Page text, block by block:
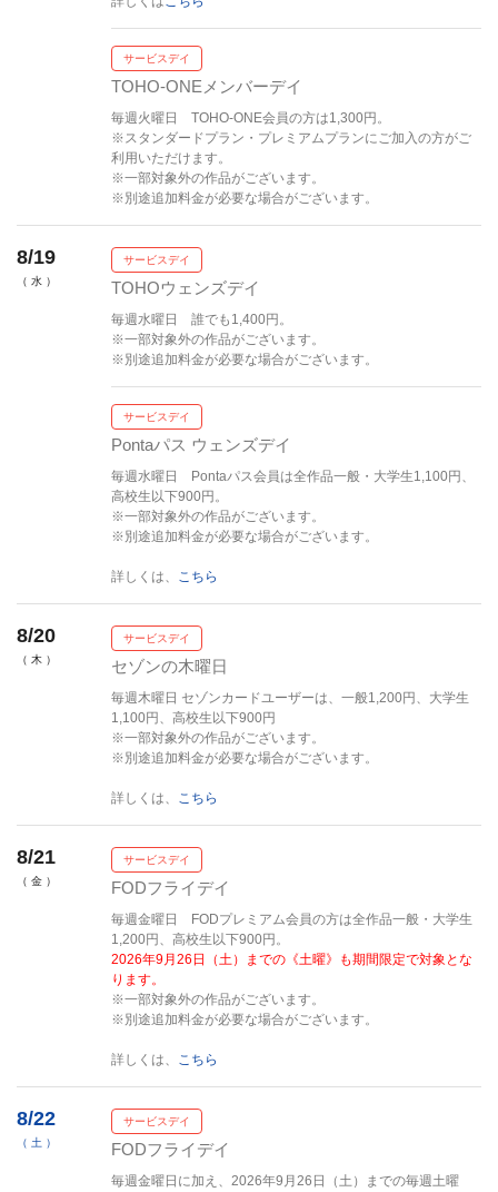
サービスデイ
TOHO-ONEメンバーデイ
毎週火曜日 TOHO-ONE会員の方は1,300円。
※スタンダードプラン・プレミアムプランにご加入の方がご
利用いただけます。
※一部対象外の作品がございます。
※別途追加料金が必要な場合がございます。
8/19
（ 水 ）
サービスデイ
TOHOウェンズデイ
毎週水曜日 誰でも1,400円。
※一部対象外の作品がございます。
※別途追加料金が必要な場合がございます。
サービスデイ
Pontaパス ウェンズデイ
毎週水曜日 Pontaパス会員は全作品一般・大学生1,100円、
高校生以下900円。
※一部対象外の作品がございます。
※別途追加料金が必要な場合がございます。
詳しくは、 こちら
8/20
（ 木 ）
サービスデイ
セゾンの木曜日
毎週木曜日 セゾンカードユーザーは、一般1,200円、大学生
1,100円、高校生以下900円
※一部対象外の作品がございます。
※別途追加料金が必要な場合がございます。
詳しくは、 こちら
8/21
（ 金 ）
サービスデイ
FODフライデイ
毎週金曜日 FODプレミアム会員の方は全作品一般・大学生
1,200円、高校生以下900円。
2026年9月26日（土）までの《土曜》も期間限定で対象とな
ります。
※一部対象外の作品がございます。
※別途追加料金が必要な場合がございます。
詳しくは、 こちら
8/22
（ 土 ）
サービスデイ
FODフライデイ
毎週金曜日に加え、2026年9月26日（土）までの毎週土曜